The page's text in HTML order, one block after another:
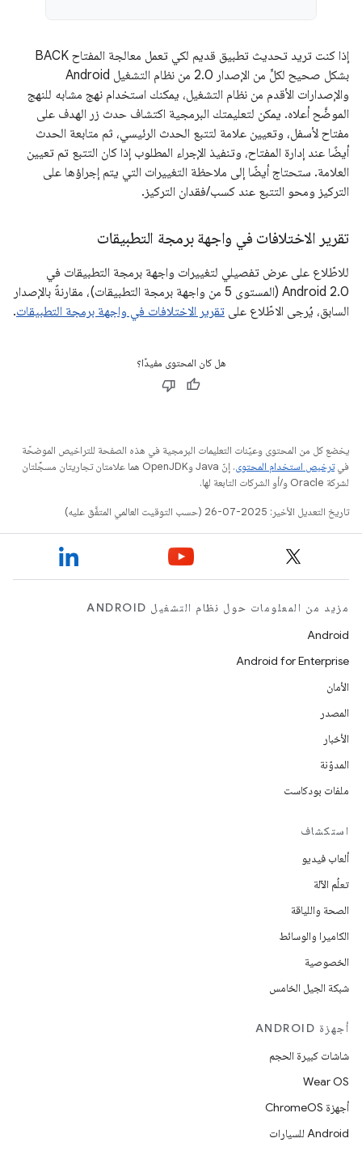
إذا كنت تريد تحديث تطبيق قديم لكي تعمل معالجة المفتاح BACK
بشكل صحيح لكلٍّ من الإصدار 2.0 من نظام التشغيل Android
والإصدارات الأقدم من نظام التشغيل، يمكنك استخدام نهج مشابه للنهج
الموضَّح أعلاه. يمكن لتعليمتك البرمجية اكتشاف حدث زر الهدف على
مفتاح لأسفل، وتعيين علامة لتتبع الحدث الرئيسي، ثم متابعة الحدث
أيضًا عند إدارة المفتاح، وتنفيذ الإجراء المطلوب إذا كان التتبع تم تعيين
العلامة. ستحتاج أيضًا إلى ملاحظة التغييرات التي يتم إجراؤها على
التركيز ومحو التتبع عند كسب/فقدان التركيز.
تقرير الاختلافات في واجهة برمجة التطبيقات
للاطّلاع على عرض تفصيلي لتغييرات واجهة برمجة التطبيقات في
Android 2.0 (المستوى 5 من واجهة برمجة التطبيقات)، مقارنةً بالإصدار
السابق، يُرجى الاطّلاع على تقرير الاختلافات في واجهة برمجة التطبيقات.
هل كان المحتوى مفيدًا؟
يخضع كل من المحتوى وعيّنات التعليمات البرمجية في هذه الصفحة للتراخيص الموضحّة
فيترخيص استخدام المحتوى
. إنّ Java وOpenJDK هما علامتان تجاريتان مسجَّلتان
لشركة Oracle و/أو الشركات التابعة لها.
تاريخ التعديل الأخير: 2025-07-26 (حسب التوقيت العالمي المتفَّق عليه)
مزيد من المعلومات حول نظام التشغيل ANDROID
Android
Android for Enterprise
الأمان
المصدر
الأخبار
المدوّنة
ملفات بودكاست
استكشاف
ألعاب فيديو
تعلُم الآلة
الصحة واللياقة
الكاميرا والوسائط
الخصوصية
شبكة الجيل الخامس
أجهزة ANDROID
شاشات كبيرة الحجم
Wear OS
أجهزة ChromeOS
Android للسيارات